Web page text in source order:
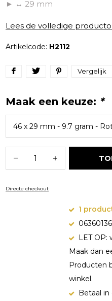
► ↔ 29 mm
Lees de volledige
Artikelcode: H2112
Vergelijk
Maak een keuze: *
Directe checkout
1
LET OP:
Maak dan
Producten
winkel.
Betaal in